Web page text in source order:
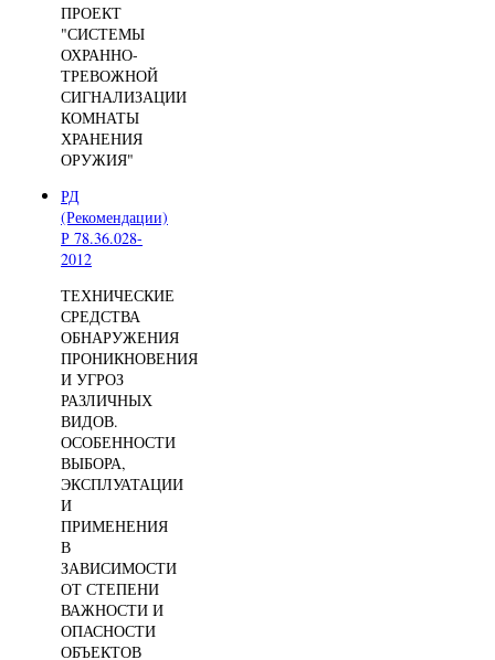
ПРОЕКТ
"СИСТЕМЫ
ОХРАННО-
ТРЕВОЖНОЙ
СИГНАЛИЗАЦИИ
КОМНАТЫ
ХРАНЕНИЯ
ОРУЖИЯ"
РД
(Рекомендации)
Р 78.36.028-
2012
ТЕХНИЧЕСКИЕ
СРЕДСТВА
ОБНАРУЖЕНИЯ
ПРОНИКНОВЕНИЯ
И УГРОЗ
РАЗЛИЧНЫХ
ВИДОВ.
ОСОБЕННОСТИ
ВЫБОРА,
ЭКСПЛУАТАЦИИ
И
ПРИМЕНЕНИЯ
В
ЗАВИСИМОСТИ
ОТ СТЕПЕНИ
ВАЖНОСТИ И
ОПАСНОСТИ
ОБЪЕКТОВ